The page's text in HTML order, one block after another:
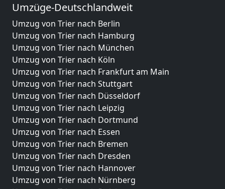
Umzüge-Deutschlandweit
Umzug von Trier nach Berlin
Umzug von Trier nach Hamburg
Umzug von Trier nach München
Umzug von Trier nach Köln
Umzug von Trier nach Frankfurt am Main
Umzug von Trier nach Stuttgart
Umzug von Trier nach Düsseldorf
Umzug von Trier nach Leipzig
Umzug von Trier nach Dortmund
Umzug von Trier nach Essen
Umzug von Trier nach Bremen
Umzug von Trier nach Dresden
Umzug von Trier nach Hannover
Umzug von Trier nach Nürnberg